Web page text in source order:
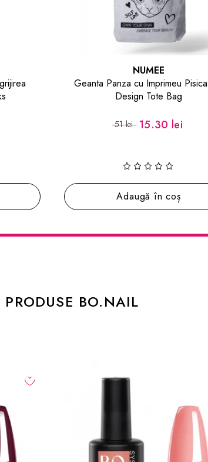
Cat
BLISSE
Spatula din Silicon Silicone
14 lei 8.40 lei
(3)
Adaugă în coș
PRODUSE BO.NAIL